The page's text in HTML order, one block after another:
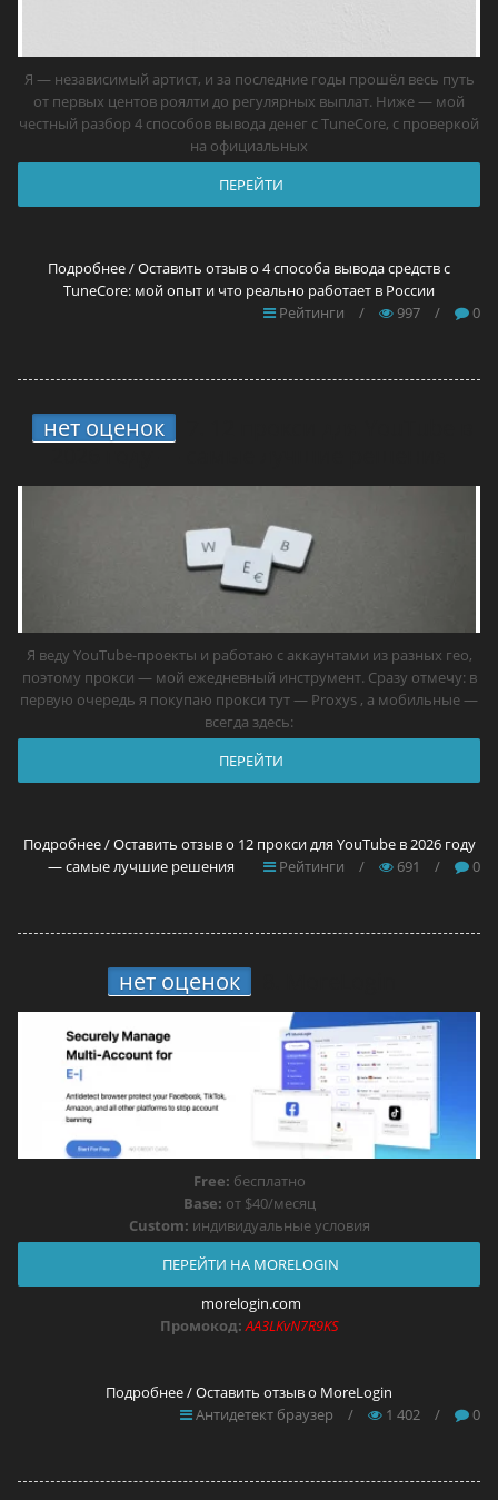
Я — независимый артист, и за последние годы прошёл весь путь
от первых центов роялти до регулярных выплат. Ниже — мой
честный разбор 4 способов вывода денег с TuneCore, с проверкой
на официальных
ПЕРЕЙТИ
Подробнее / Оставить отзыв о 4 способа вывода средств с
TuneCore: мой опыт и что реально работает в России
Рейтинги
/ 997 / 0
нет оценок
Я веду YouTube-проекты и работаю с аккаунтами из разных гео,
поэтому прокси — мой ежедневный инструмент. Сразу отмечу: в
первую очередь я покупаю прокси тут — Proxys , а мобильные —
всегда здесь:
ПЕРЕЙТИ
Подробнее / Оставить отзыв о 12 прокси для YouTube в 2026 году
— самые лучшие решения
Рейтинги / 691 / 0
нет оценок
Free: бесплатно
Base: от $40/месяц
Custom: индивидуальные условия
ПЕРЕЙТИ НА MORELOGIN
morelogin.com
Промокод:AA3LKvN7R9KS
Подробнее / Оставить отзыв о MoreLogin
Антидетект браузер
/ 1 402 / 0